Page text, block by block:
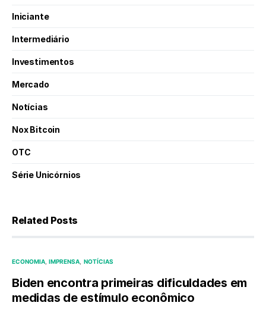
Iniciante
Intermediário
Investimentos
Mercado
Notícias
Nox Bitcoin
OTC
Série Unicórnios
Related Posts
ECONOMIA IMPRENSA NOTÍCIAS
Biden encontra primeiras dificuldades em
medidas de estímulo econômico